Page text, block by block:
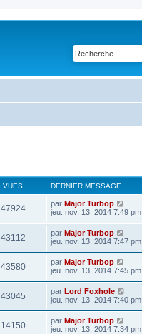
VUES DERNIER MESSAGE
47924 par Major Turbop
jeu. nov. 13, 2014 7:49 pm
43112 par Major Turbop
jeu. nov. 13, 2014 7:47 pm
43580 par Major Turbop
jeu. nov. 13, 2014 7:45 pm
43045 par Lord Foxhole
jeu. nov. 13, 2014 7:40 pm
14150 par Major Turbop
jeu. nov. 13, 2014 7:34 pm